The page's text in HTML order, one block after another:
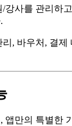
/강사를 관리하
, 바우처, 결제
앱만의 특별한